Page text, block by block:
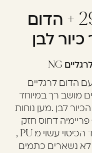
יאללה,
עמדת חפיפה 2927 + הדום
לבן
2927 מגיעה עם הדום לרגליים
מושב רך במיוחד
לבן .מען נוחות
דחוס חזק
ותומך! ריפוד PU עור מעובד ריפוד הכיסוי עשוי מ PU ,
נשארים כתמים